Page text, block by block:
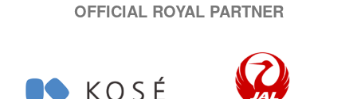
OFFICIAL ROYAL PARTNER